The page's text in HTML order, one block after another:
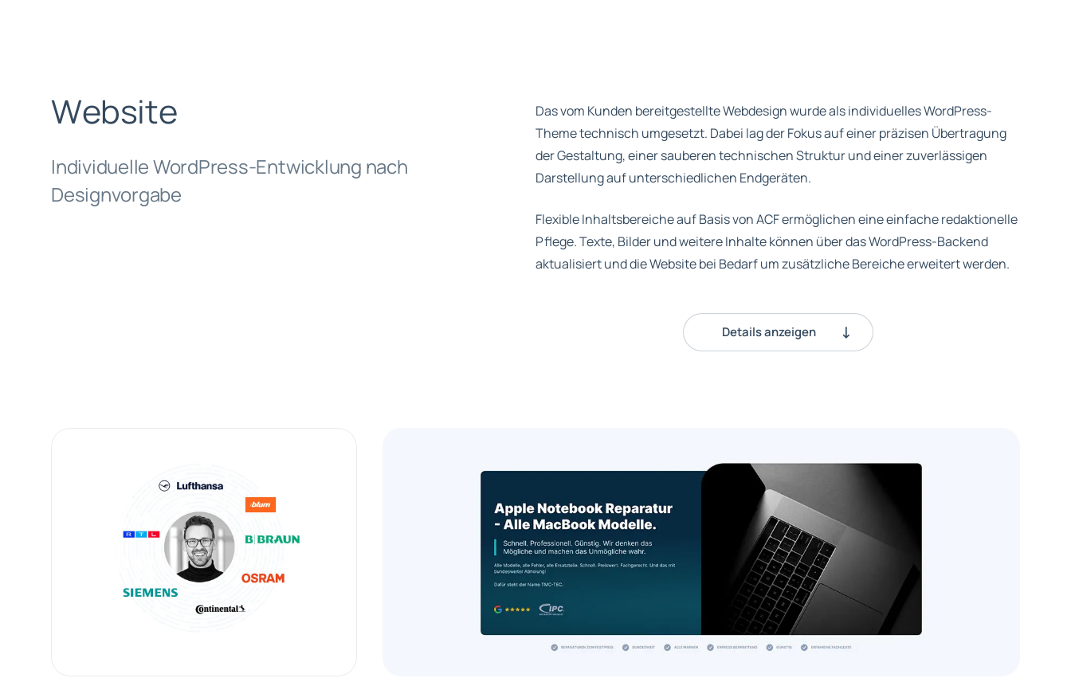
Website
Individuelle WordPress-Entwicklung nach
Designvorgabe
Das vom Kunden bereitgestellte Webdesign wurde als individuelles WordPress-
Theme technisch umgesetzt. Dabei lag der Fokus auf einer präzisen Übertragung
der Gestaltung, einer sauberen technischen Struktur und einer zuverlässigen
Darstellung auf unterschiedlichen Endgeräten.
Flexible Inhaltsbereiche auf Basis von ACF ermöglichen eine einfache redaktionelle
Pflege. Texte, Bilder und weitere Inhalte können über das WordPress-Backend
aktualisiert und die Website bei Bedarf um zusätzliche Bereiche erweitert werden.
Details anzeigen